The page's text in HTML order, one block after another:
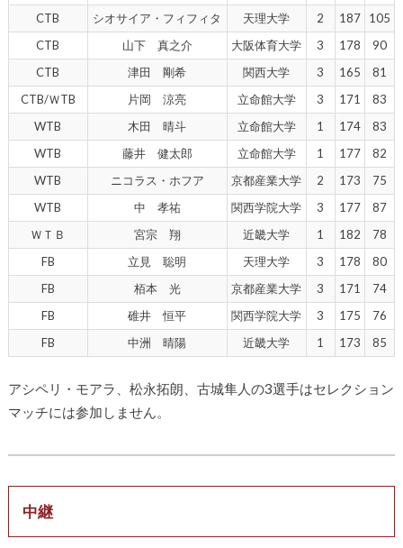
CTB
シオサイア・フィフィタ 天理大学 2 187
105
CTB
山下 真之介 大阪体育大学 3 178
90
CTB
津田 剛希 関西大学 3 165
81
CTB/ＷTB
片岡 涼亮 立命館大学 3 171
83
WTB
木田 晴斗 立命館大学 1 174
83
WTB
藤井 健太郎 立命館大学 1 177
82
WTB
ニコラス・ホフア 京都産業大学 2 173
75
WTB
中 孝祐 関西学院大学 3 177
87
ＷＴＢ
宮宗 翔 近畿大学 1 182
78
FB
立見 聡明 天理大学 3 178
80
FB
栢本 光 京都産業大学 3 171
74
FB
碓井 恒平 関西学院大学 3 175
76
FB
中洲 晴陽 近畿大学 1 173 85
アシペリ・モアラ、松永拓朗、古城隼人の3選手はセレクション
マッチには参加しません。
中継